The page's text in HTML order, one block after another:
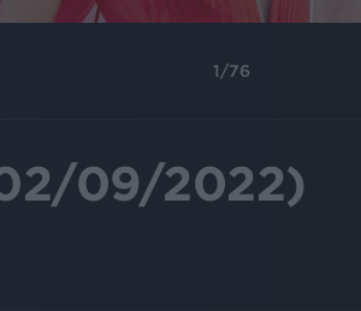
1/76
09/2022)